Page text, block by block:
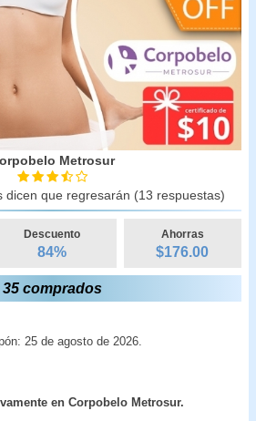
Metrosur
dicen que regresarán (13 respuestas)
Descuento
84%
Ahorras
$176.00
35 comprados
25 de agosto de 2026.
en Corpobelo Metrosur.